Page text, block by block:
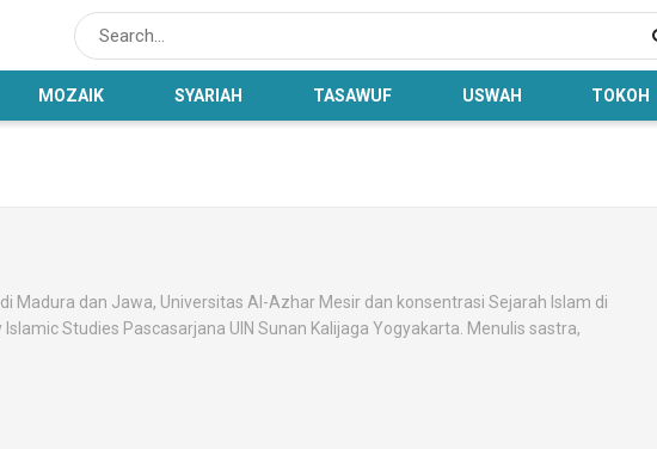
MOZAIK SYARIAH TASAWUF USWAH TOKOH
Madura dan Jawa, Universitas Al-Azhar Mesir dan konsentrasi Sejarah Islam di
Studies Pascasarjana UIN Sunan Kalijaga Yogyakarta. Menulis sastra,